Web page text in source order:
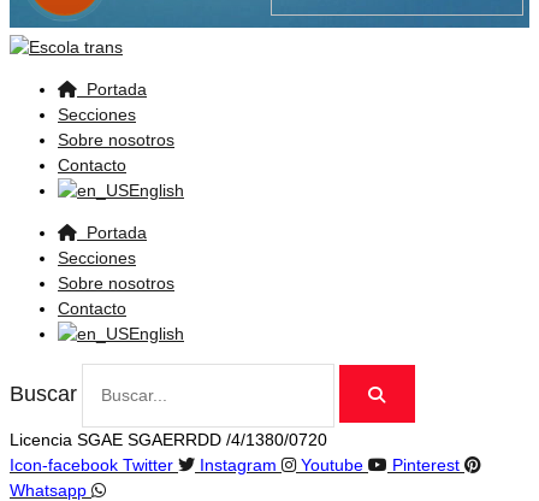
Portada
Secciones
Sobre nosotros
Contacto
English
Portada
Secciones
Sobre nosotros
Contacto
English
Buscar
Licencia SGAE SGAERRDD /4/1380/0720
Icon-facebook Twitter Instagram Youtube
Pinterest
Whatsapp